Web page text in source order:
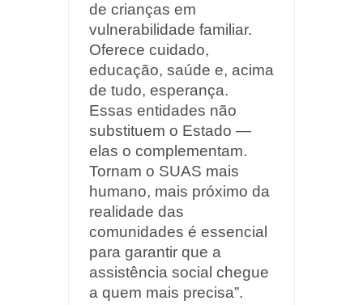
de crianças em
vulnerabilidade familiar.
Oferece cuidado,
educação, saúde e, acima
de tudo, esperança.
Essas entidades não
substituem o Estado —
elas o complementam.
Tornam o SUAS mais
humano, mais próximo da
realidade das
comunidades é essencial
para garantir que a
assistência social chegue
a quem mais precisa”.